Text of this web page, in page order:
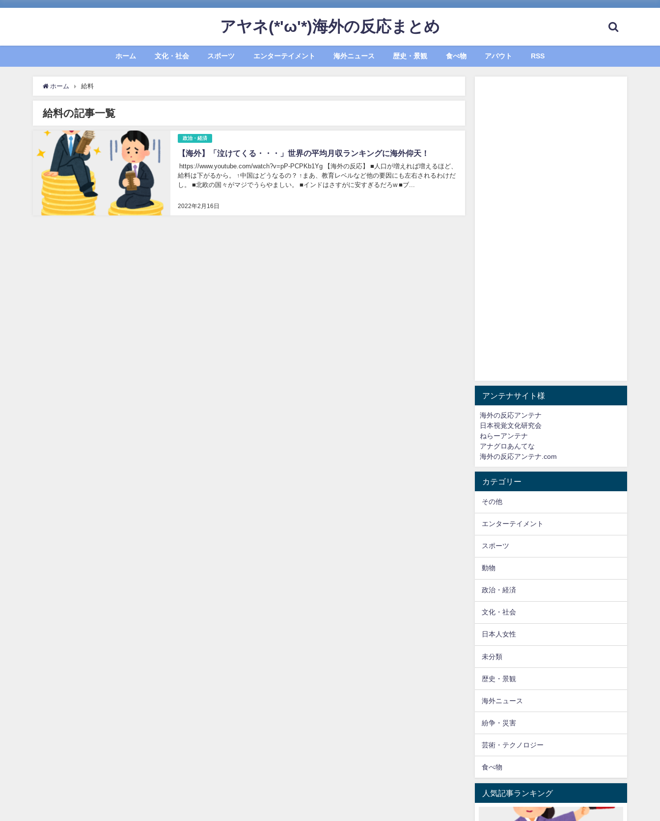
アヤネ(*'ω'*)海外の反応まとめ
ホーム 文化・社会 スポーツ エンターテイメント 海外ニュース 歴史・景観 食べ物 アバウト RSS
ホーム 給料
給料の記事一覧
政治・経済
【海外】「泣けてくる・・・」世界の平均月収ランキングに海外仰天！
2022年2月16日
https://www.youtube.com/watch?v=pP-PCPKb1Yg 【海外の反応】 ■人口が増えれば増えるほど、
給料は下がるから。 ↑中国はどうなるの？ ↑まあ、教育レベルなど他の要因にも左右されるわけだ
し。 ■北欧の国々がマジでうらやましい。 ■インドはさすがに安すぎるだろw ■ブ...
アンテナサイト様
海外の反応アンテナ
日本視覚文化研究会
ねらーアンテナ
アナグロあんてな
海外の反応アンテナ.com
カテゴリー
その他
エンターテイメント
スポーツ
動物
政治・経済
文化・社会
日本人女性
未分類
歴史・景観
海外ニュース
紛争・災害
芸術・テクノロジー
食べ物
人気記事ランキング